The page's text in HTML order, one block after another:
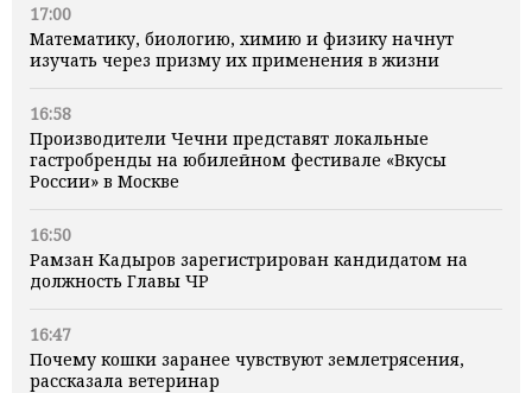
17:00
Математику, биологию, химию и физику начнут
изучать через призму их применения в жизни
16:58
Производители Чечни представят локальные
гастробренды на юбилейном фестивале «Вкусы
России» в Москве
16:50
Рамзан Кадыров зарегистрирован кандидатом на
должность Главы ЧР
16:47
Почему кошки заранее чувствуют землетрясения,
рассказала ветеринар